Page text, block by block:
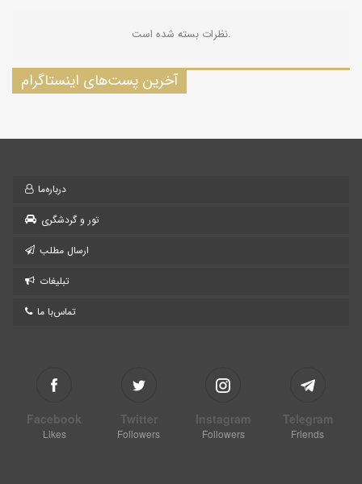
نظرات بسته شده است.
آخرین پست‌های اینستاگرام
درباره‌ما
تور و گردشگری
ارسال مطلب
تبلیغات
تماس‌با ما
Facebook
Likes
Twitter
Followers
Instagram
Followers
Telegram
Friends